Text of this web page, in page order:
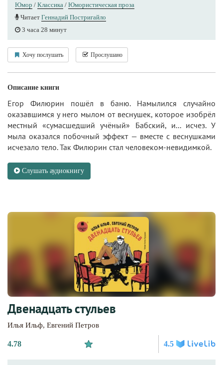
Юмор / Классика / Юмористическая проза
Читает Геннадий Постригайло
3 часа 28 минут
Хочу послушать Прослушано
Описание книги
Егор Филюрин пошёл в баню. Намылился случайно
оказавшимся у него мылом от веснушек, которое изобрёл
местный «сумасшедший учёный» Бабский, и... исчез. У
мыла оказался побочный эффект — вместе с веснушками
исчезало тело. Так Филюрин стал человеком-невидимкой.
Слушать аудиокнигу
Двенадцать стульев
Илья Ильф, Евгений Петров
4.78 4.5